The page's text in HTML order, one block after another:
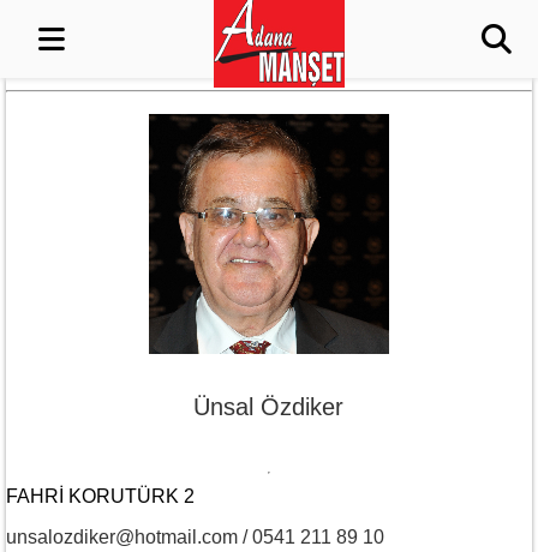
Ünsal Özdiker
FAHRI KORUTÜRK 2
unsalozdiker@hotmail.com / 0541 211 89 10